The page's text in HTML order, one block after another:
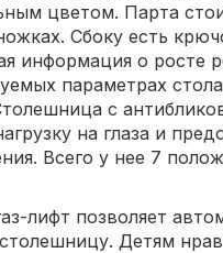
цветом. Парта
Сбоку есть
информация о росте
параметрах
с
на глаза и
Всего у нее 7
лифт позволяет
Детям